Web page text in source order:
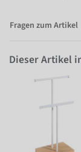
Fragen zum Artikel
Dieser Artikel